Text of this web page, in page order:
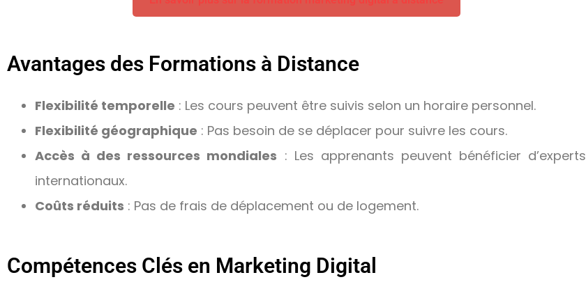
Avantages des Formations à Distance
Flexibilité temporelle : Les cours peuvent être suivis selon un horaire personnel.
Flexibilité géographique : Pas besoin de se déplacer pour suivre les cours.
Accès à des ressources mondiales : Les apprenants peuvent bénéficier d’experts
internationaux.
Coûts réduits : Pas de frais de déplacement ou de logement.
Compétences Clés en Marketing Digital